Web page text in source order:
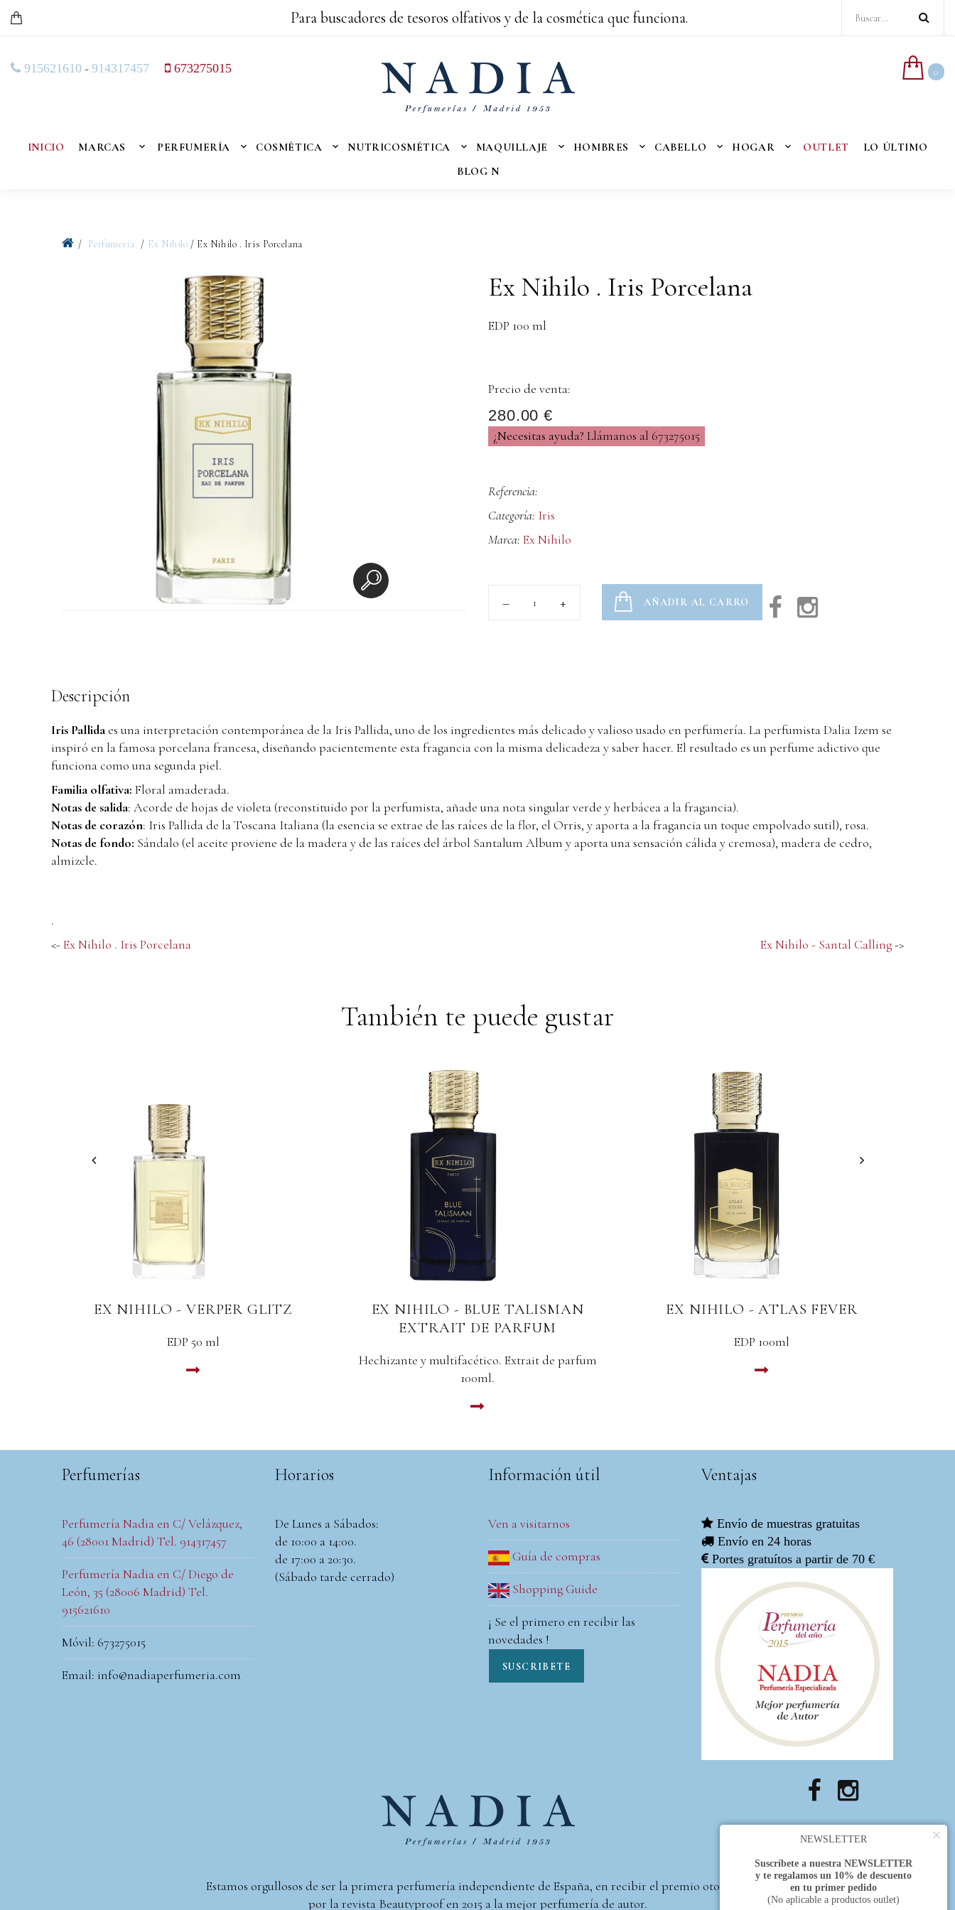
Para buscadores de tesoros olfativos y de la cosmética que funciona.
915621610 - 914317457 673275015 0
INICIO MARCAS PERFUMERÍA COSMÉTICA NUTRICOSMÉTICA MAQUILLAJE HOMBRES CABELLO HOGAR OUTLET
LO ÚLTIMO
BLOG N
Perfumería Ex Nihilo / Ex Nihilo . Iris Porcelana
Ex Nihilo . Iris Porcelana
EDP 100 ml
Precio de venta:
280.00 €
¿Necesitas ayuda? Llámanos al 673275015
Referencia:
Categoría: Iris
Marca: Ex Nihilo
AÑADIR AL CARRO
Descripción
Iris Pallida es una interpretación contemporánea de la Iris Pallida, uno de los ingredientes más delicado y valioso usado en perfumería. La perfumista Dalia Izem se
inspiró en la famosa porcelana francesa, diseñando pacientemente esta fragancia con la misma delicadeza y saber hacer. El resultado es un perfume adictivo que
funciona como una segunda piel.
Familia olfativa: Floral amaderada.
Notas de salida: Acorde de hojas de violeta (reconstituido por la perfumista, añade una nota singular verde y herbácea a la fragancia).
Notas de corazón: Iris Pallida de la Toscana Italiana (la esencia se extrae de las raíces de la flor, el Orris, y aporta a la fragancia un toque empolvado sutil), rosa.
Notas de fondo: Sándalo (el aceite proviene de la madera y de las raíces del árbol Santalum Album y aporta una sensación cálida y cremosa), madera de cedro,
almizcle.
.
<-Ex Nihilo . Iris Porcelana Ex Nihilo - Santal Calling->
También te puede gustar
EX NIHILO - VERPER GLITZ
EDP 50 ml
LEER MAS
EX NIHILO - BLUE TALISMAN
EXTRAIT DE PARFUM
Hechizante y multifacético. Extrait de parfum
100ml.
LEER MAS
EX NIHILO - ATLAS FEVER
EDP 100ml
LEER MAS
Horarios
De Lunes a Sábados:
de 10:00 a 14:00.
de 17:00 a 20:30.
(Sábado tarde cerrado)
Información útil
Ven a visitarnos
Guía de compras
Shopping Guide
¡ Se el primero en recibir las
novedades !
SUSCRIBETE
Perfumerías
Perfumería Nadia en C/ Velázquez,
46 (28001 Madrid) Tel. 914317457
Perfumería Nadia en C/ Diego de
León, 35 (28006 Madrid) Tel.
915621610
Móvil: 673275015
Email: info@nadiaperfumeria.com
Ventajas
Envío de muestras gratuitas
Envío en 24 horas
Portes gratuítos a partir de 70 €
Estamos orgullosos de ser la primera perfumería independiente de España, en recibir el premio otorgado
por la revista Beautyproof en 2015 a la mejor perfumería de autor.
×
NEWSLETTER
Suscríbete a nuestra NEWSLETTER
y te regalamos un 10% de descuento
en tu primer pedido
(No aplicable a productos outlet)